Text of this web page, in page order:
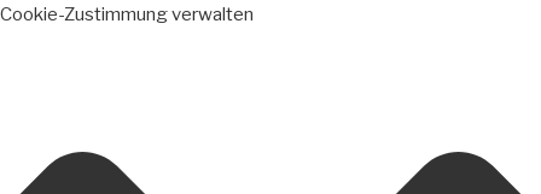
Cookie-Zustimmung verwalten